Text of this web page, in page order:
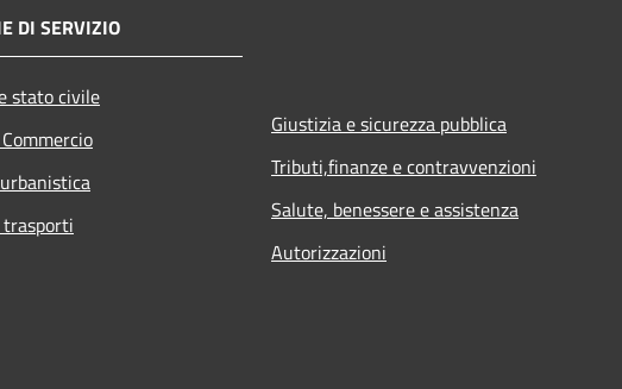
DI SERVIZIO
stato civile
Giustizia e sicurezza pubblica
Tributi,finanze e contravvenzioni
Salute, benessere e assistenza
Autorizzazioni